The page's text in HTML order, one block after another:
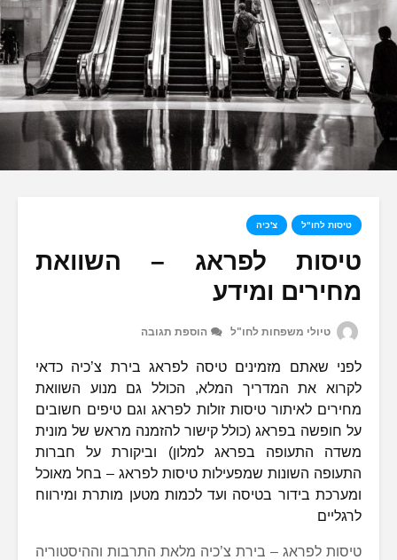
טיסות לחו"ל צ'כיה
טיסות לפראג – השוואת
מחירים ומידע
טיולי משפחות לחו"ל הוספת תגובה
לפני שאתם מזמינים טיסה לפראג בירת צ’כיה כדאי
לקרוא את המדריך המלא, הכולל גם מנוע השוואת
מחירים לאיתור טיסות זולות לפראג וגם טיפים חשובים
על חופשה בפראג (כולל קישור להזמנה מראש של מונית
משדה התעופה בפראג למלון) וביקורת על חברות
התעופה השונות שמפעילות טיסות לפראג – בחל מאוכל
ומערכת בידור בטיסה ועד לכמות מטען מותרת ומירווח
לרגליים
טיסות לפראג – בירת צ’כיה מלאת התרבות וההיסטוריה